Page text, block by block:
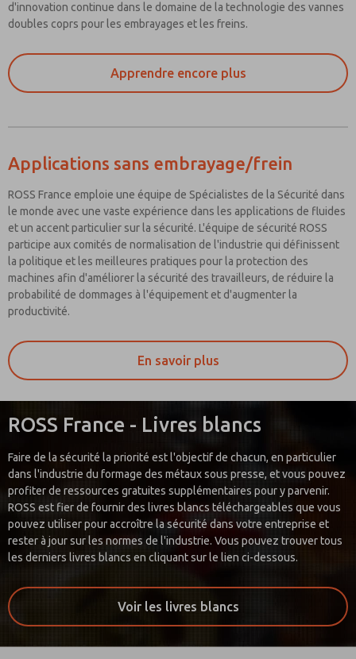
d'innovation continue dans le domaine de la technologie des vannes
doubles coprs pour les embrayages et les freins.
Apprendre encore plus
Applications sans embrayage/frein
ROSS France emploie une équipe de Spécialistes de la Sécurité dans
le monde avec une vaste expérience dans les applications de fluides
et un accent particulier sur la sécurité. L'équipe de sécurité ROSS
participe aux comités de normalisation de l'industrie qui définissent
la politique et les meilleures pratiques pour la protection des
machines afin d'améliorer la sécurité des travailleurs, de réduire la
probabilité de dommages à l'équipement et d'augmenter la
productivité.
En savoir plus
ROSS France - Livres blancs
Faire de la sécurité la priorité est l'objectif de chacun, en particulier
dans l'industrie du formage des métaux sous presse, et vous pouvez
profiter de ressources gratuites supplémentaires pour y parvenir.
ROSS est fier de fournir des livres blancs téléchargeables que vous
pouvez utiliser pour accroître la sécurité dans votre entreprise et
rester à jour sur les normes de l'industrie. Vous pouvez trouver tous
les derniers livres blancs en cliquant sur le lien ci-dessous.
Voir les livres blancs